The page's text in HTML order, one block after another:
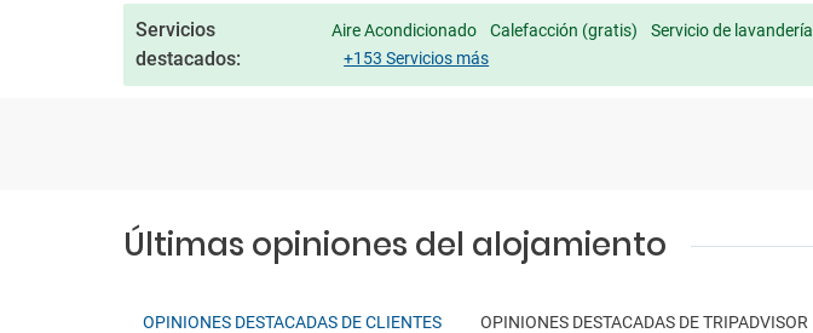
Servicios
destacados:
Aire Acondicionado Calefacción (gratis) Servicio de lavandería
+153 Servicios más
Últimas opiniones del alojamiento
OPINIONES DESTACADAS DE CLIENTES OPINIONES DESTACADAS DE TRIPADVISOR